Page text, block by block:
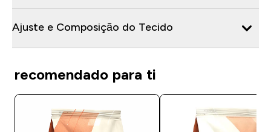
Ajuste e Composição do Tecido
recomendado para ti